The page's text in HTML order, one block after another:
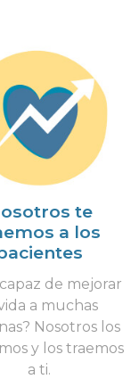
te
a los
de mejorar
a muchas
Nosotros los
y los traemos
a ti.